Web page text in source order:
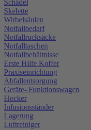
Schädel
Skelette
Wirbelsäulen
Notfallbedarf
Notfallrucksäcke
Notfalltaschen
Notfallbehältnisse
Erste Hilfe Koffer
Praxiseinrichtung
Abfallentsorgung
Geräte- Funktionswagen
Hocker
Infusionsständer
Lagerung
Luftreiniger